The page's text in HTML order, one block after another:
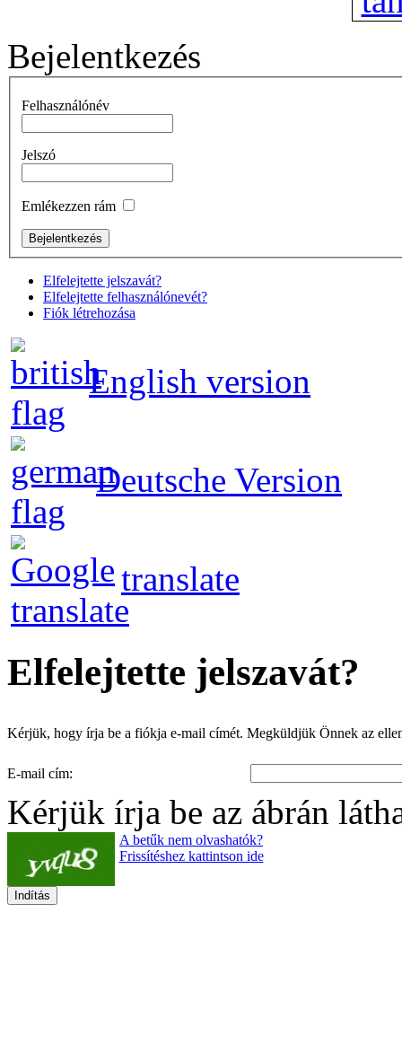
Bejelentkezés
Felhasználónév
Jelszó
Emlékezzen rám
Elfelejtette jelszavát?
Elfelejtette felhasználónevét?
Fiók létrehozása
English version
Deutsche Version
translate
Elfelejtette jelszavát?
Kérjük, hogy írja be a fiókja e-mail címét. Megküldjük Önnek az
E-mail cím:
Kérjük írja be az ábrán
A betűk nem olvashatók?
Frissítéshez kattintson ide
Indítás